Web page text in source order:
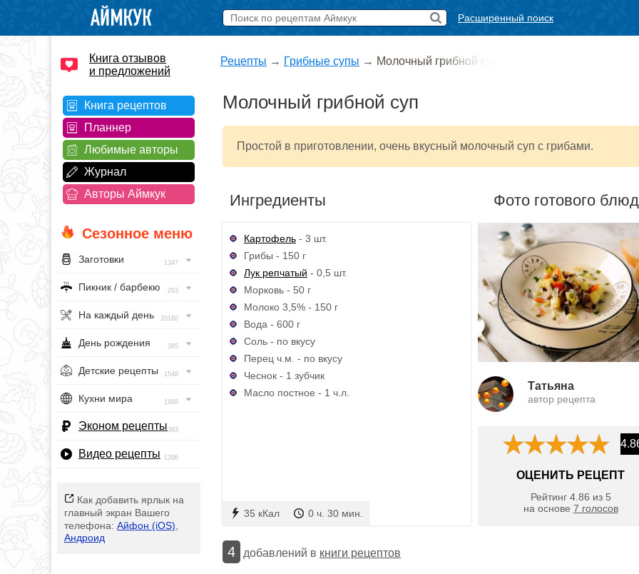
Расширенный поиск
Книга отзывов
и предложений
Книга рецептов
Планнер
Любимые авторы
Журнал
Авторы Аймкук
Сезонное меню
Заготовки 1347
Пикник / барбекю 293
На каждый день 20160
День рождения 385
Детские рецепты 1548
Кухни мира 1968
Эконом рецепты393
Видео рецепты 1396
Как добавить ярлык на
главный экран Вашего
телефона: Айфон (iOS)
Андроид
Рецепты → Грибные супы → Молочный грибной суп
Молочный грибной суп
Простой в приготовлении, очень вкусный молочный суп с грибами.
Ингредиенты
Картофель - 3 шт.
Грибы - 150 г
Лук репчатый - 0,5 шт.
Морковь - 50 г
Молоко 3,5% - 150 г
Вода - 600 г
Соль - по вкусу
Перец ч.м. - по вкусу
Чеснок - 1 зубчик
Масло постное - 1 ч.л.
35 кКал 0 ч. 30 мин.
Фото готового
Татьяна
автор рецепта
ОЦЕНИТЬ РЕЦЕПТ
Рейтинг 4.86 из 5
на основе 7 голосов
4 добавлений в книги рецептов